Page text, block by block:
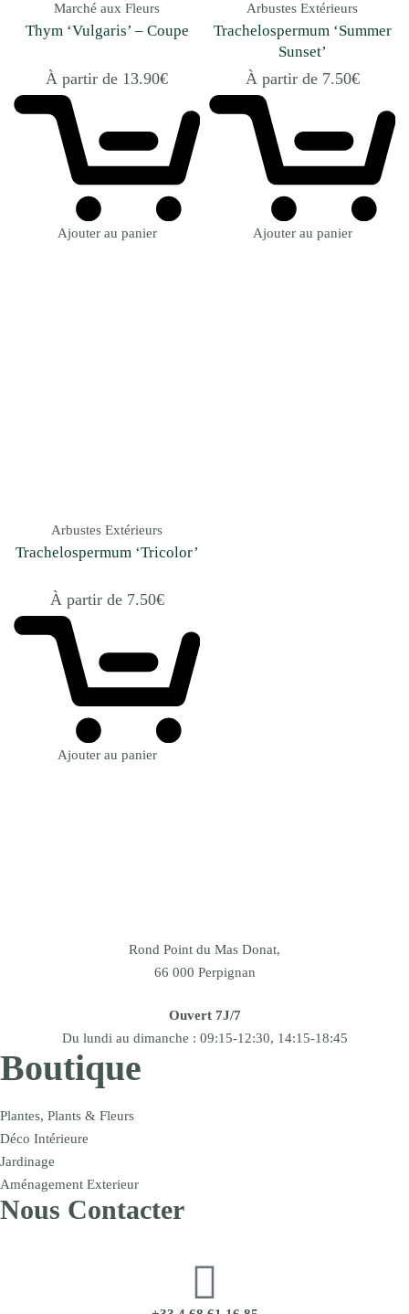
Marché aux Fleurs
Thym ‘Vulgaris’ – Coupe
À partir de 13.90€
Ajouter au panier
Arbustes Extérieurs
Trachelospermum ‘Summer
Sunset’
À partir de 7.50€
Ajouter au panier
Arbustes Extérieurs
Trachelospermum ‘Tricolor’
À partir de 7.50€
Ajouter au panier
Rond Point du Mas Donat,
66 000 Perpignan
Ouvert 7J/7
Du lundi au dimanche : 09:15-12:30, 14:15-18:45
Boutique
Plantes, Plants & Fleurs
Déco Intérieure
Jardinage
Aménagement Exterieur
Nous Contacter